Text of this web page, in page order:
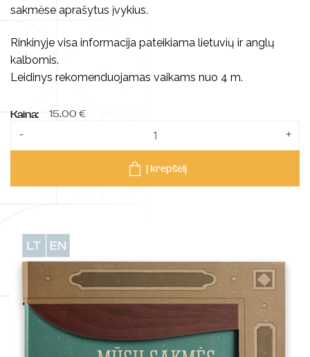
sakmėse aprašytus įvykius.
Rinkinyje visa informacija pateikiama lietuvių ir anglų
kalbomis.
Leidinys rekomenduojamas vaikams nuo 4 m.
Kaina: 15.00 €
- +
Į krepšelį